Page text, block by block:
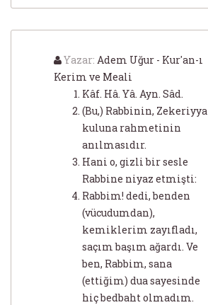
Yazar: Adem Uğur - Kur'an-ı
Kerim ve Meali
Kâf. Hâ. Yâ. Ayn. Sâd.
(Bu,) Rabbinin, Zekeriyya
kuluna rahmetinin
anılmasıdır.
Hani o, gizli bir sesle
Rabbine niyaz etmişti:
Rabbim! dedi, benden
(vücudumdan),
kemiklerim zayıfladı,
saçım başım ağardı. Ve
ben, Rabbim, sana
(ettiğim) dua sayesinde
hiç bedbaht olmadım.